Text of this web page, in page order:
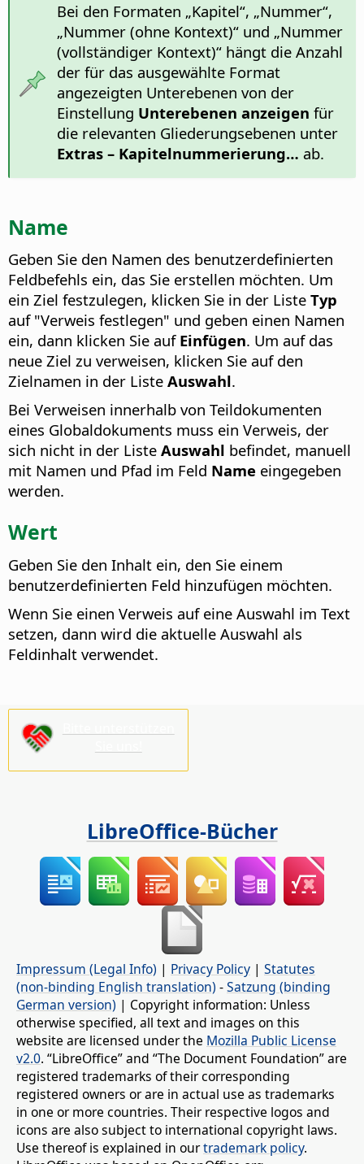
Bei den Formaten „Kapitel“, „Nummer“,
„Nummer (ohne Kontext)“ und „Nummer
(vollständiger Kontext)“ hängt die Anzahl
der für das ausgewählte Format
angezeigten Unterebenen von der
Einstellung Unterebenen anzeigen für
die relevanten Gliederungsebenen unter
Extras – Kapitelnummerierung… ab.
Name
Geben Sie den Namen des benutzerdefinierten
Feldbefehls ein, das Sie erstellen möchten. Um
ein Ziel festzulegen, klicken Sie in der Liste Typ
auf "Verweis festlegen" und geben einen Namen
ein, dann klicken Sie auf Einfügen. Um auf das
neue Ziel zu verweisen, klicken Sie auf den
Zielnamen in der Liste Auswahl.
Bei Verweisen innerhalb von Teildokumenten
eines Globaldokuments muss ein Verweis, der
sich nicht in der Liste Auswahl befindet, manuell
mit Namen und Pfad im Feld Name eingegeben
werden.
Wert
Geben Sie den Inhalt ein, den Sie einem
benutzerdefinierten Feld hinzufügen möchten.
Wenn Sie einen Verweis auf eine Auswahl im Text
setzen, dann wird die aktuelle Auswahl als
Feldinhalt verwendet.
LibreOffice-Bücher
Impressum (Legal Info) | Privacy Policy | Statutes
(non-binding English translation) -Satzung (binding
German version) | Copyright information: Unless
otherwise specified, all text and images on this
website are licensed under the Mozilla Public License
v2.0. “LibreOffice” and “The Document Foundation” are
registered trademarks of their corresponding
registered owners or are in actual use as trademarks
in one or more countries. Their respective logos and
icons are also subject to international copyright laws.
Use thereof is explained in ourtrademark policy.